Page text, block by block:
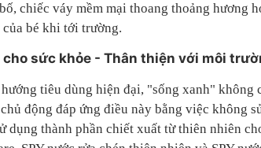
chiếc váy mềm mại thoang thoảng hương
của bé khi tới trường.
cho sức khỏe - Thân thiện với môi
tiêu dùng hiện đại, "sống xanh" không
chủ động đáp ứng điều này bằng việc không
dụng thành phần chiết xuất từ thiên nhiên